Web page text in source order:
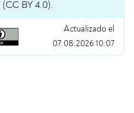
BY 4.0).
Actualizado el
07.08.2026 10:07